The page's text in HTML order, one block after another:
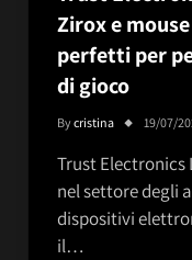
Zirox e
perfetti per
di gioco
Bycristina 19/07/
Trust Electronics
nel settore degli
dispositivi
il…